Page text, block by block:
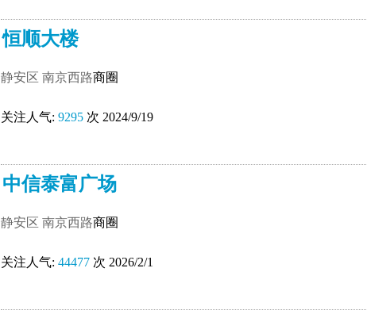
恒顺大楼
静安区 南京西路商圈
关注人气: 9295 次 2024/9/19
中信泰富广场
静安区 南京西路商圈
关注人气: 44477 次 2026/2/1